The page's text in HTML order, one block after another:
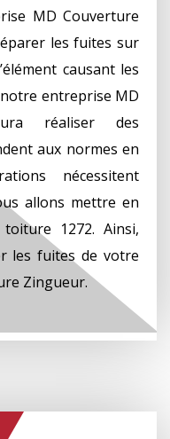
MD Couverture
les fuites sur
causant les
entreprise MD
réaliser des
aux normes en
nécessitent
allons mettre en
1272. Ainsi,
les fuites de votre
Zingueur.